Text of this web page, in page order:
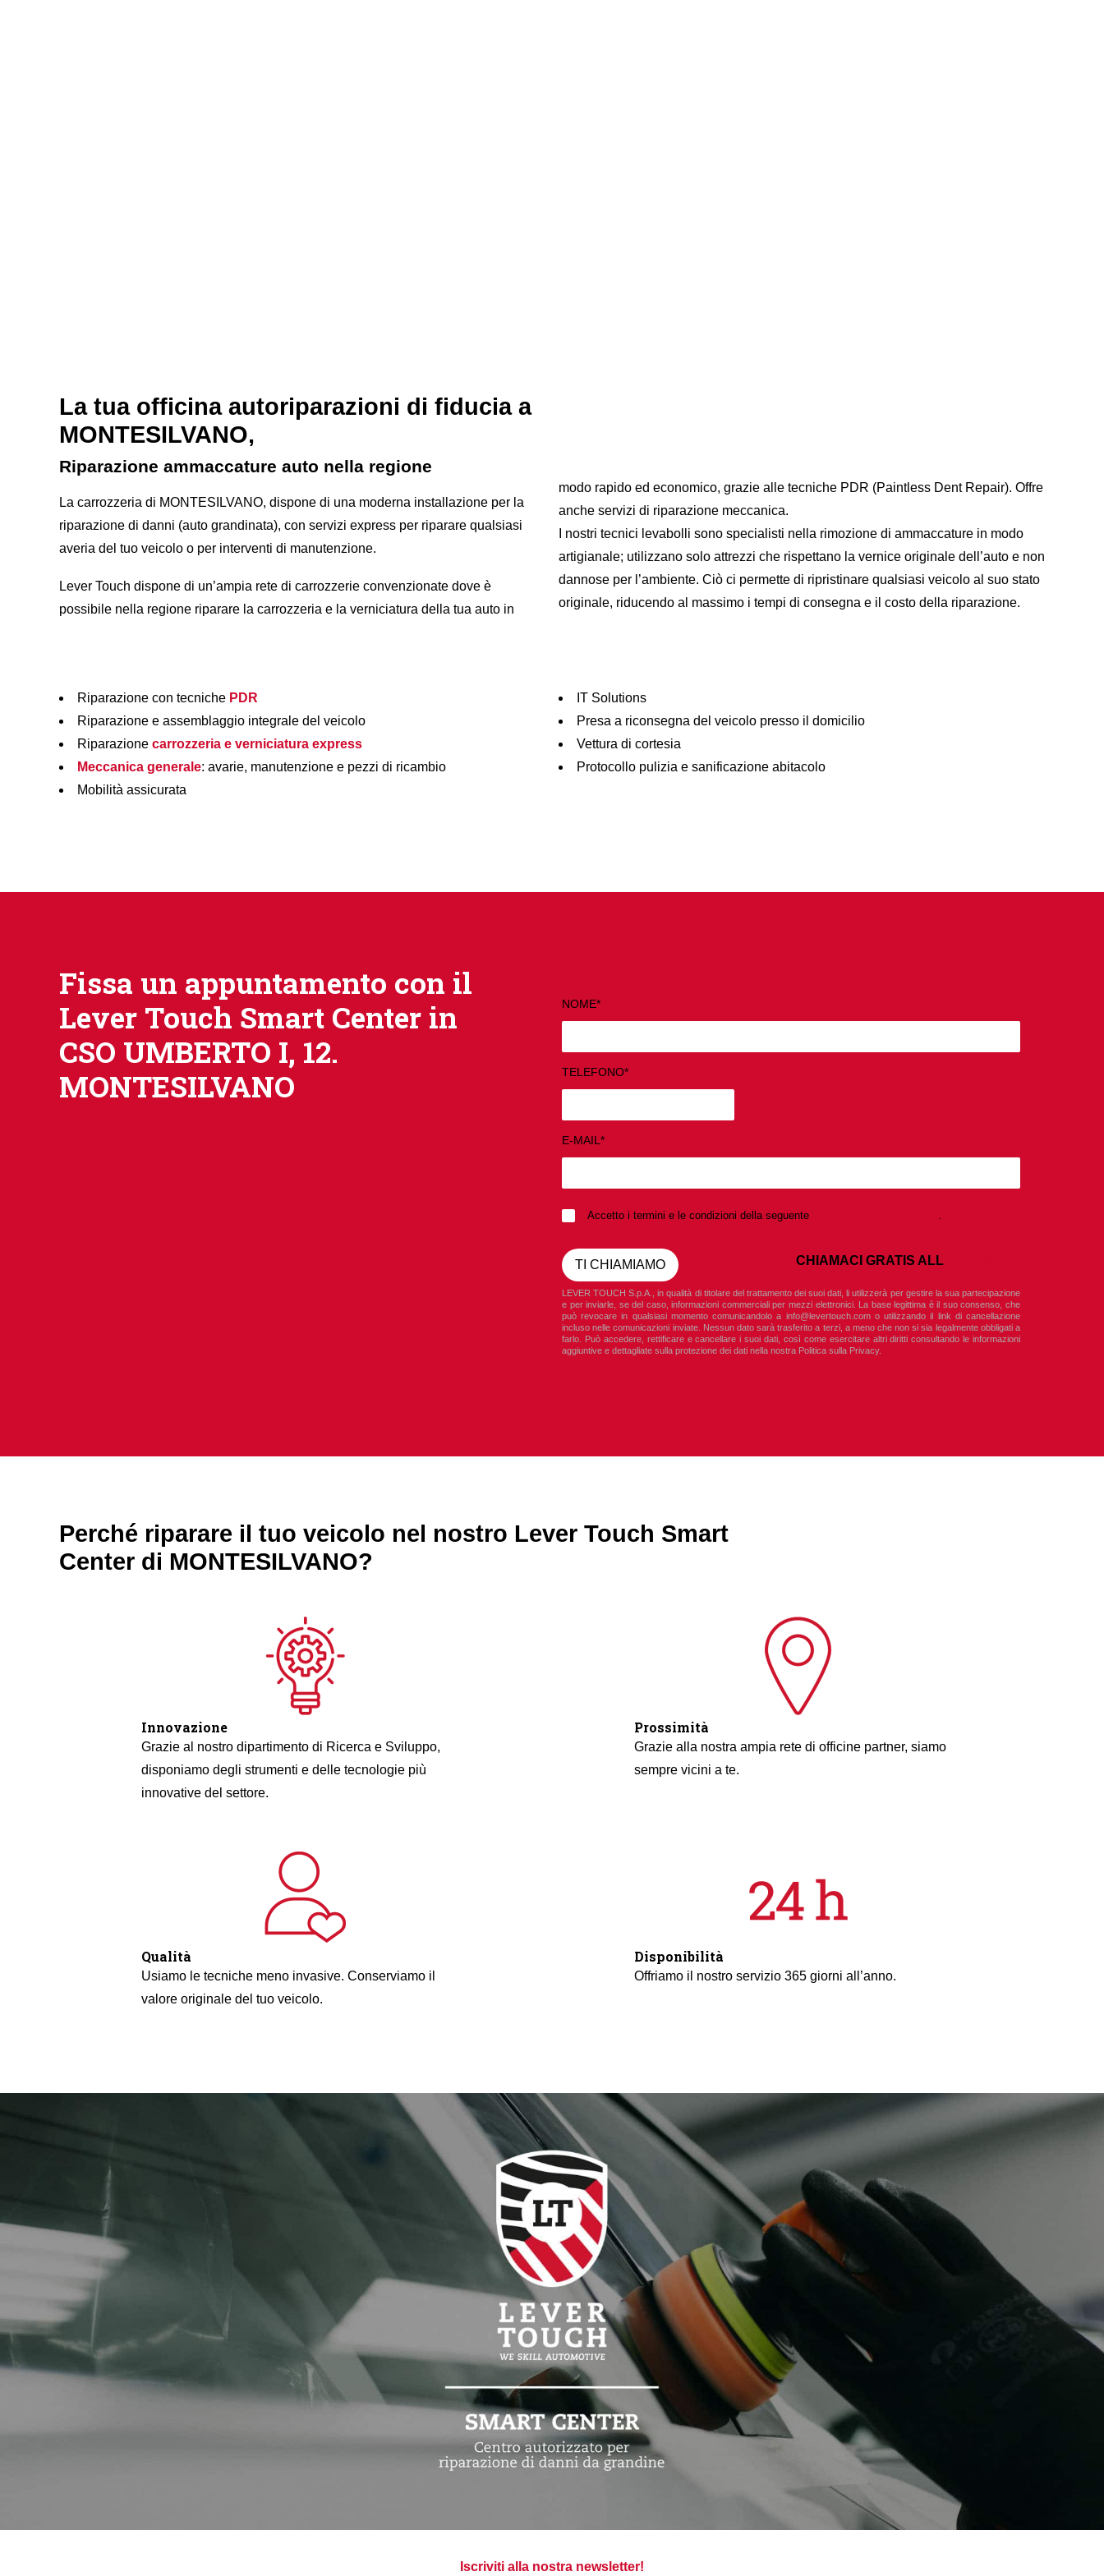
La tua officina autoriparazioni di fiducia a
MONTESILVANO,
Riparazione ammaccature auto nella regione
La carrozzeria di MONTESILVANO, dispone di una moderna installazione per la
riparazione di danni (auto grandinata), con servizi express per riparare qualsiasi
averia del tuo veicolo o per interventi di manutenzione.
Lever Touch dispone di un’ampia rete di carrozzerie convenzionate dove è
possibile nella regione riparare la carrozzeria e la verniciatura della tua auto in
modo rapido ed economico, grazie alle tecniche PDR (Paintless Dent Repair). Offre
anche servizi di riparazione meccanica.
I nostri tecnici levabolli sono specialisti nella rimozione di ammaccature in modo
artigianale; utilizzano solo attrezzi che rispettano la vernice originale dell’auto e non
dannose per l’ambiente. Ciò ci permette di ripristinare qualsiasi veicolo al suo stato
originale, riducendo al massimo i tempi di consegna e il costo della riparazione.
Riparazione con tecniche PDR
Riparazione e assemblaggio integrale del veicolo
Riparazione carrozzeria e verniciatura express
Meccanica generale: avarie, manutenzione e pezzi di ricambio
Mobilità assicurata
IT Solutions
Presa a riconsegna del veicolo presso il domicilio
Vettura di cortesia
Protocollo pulizia e sanificazione abitacolo
Fissa un appuntamento con il
Lever Touch Smart Center in
CSO UMBERTO I, 12.
MONTESILVANO
NOME*
TELEFONO*
E-MAIL*
Accetto i termini e le condizioni della seguente .
CHIAMACI GRATIS ALL
LEVER TOUCH S.p.A., in qualità di titolare del trattamento dei suoi dati, li utilizzerà per gestire la sua partecipazione
e per inviarle, se del caso, informazioni commerciali per mezzi elettronici. La base legittima è il suo consenso, che
può revocare in qualsiasi momento comunicandolo a info@levertouch.como utilizzando il link di cancellazione
incluso nelle comunicazioni inviate. Nessun dato sarà trasferito a terzi, a meno che non si sia legalmente obbligati a
farlo. Può accedere, rettificare e cancellare i suoi dati, così come esercitare altri diritti consultando le informazioni
aggiuntive e dettagliate sulla protezione dei dati nella nostra Politica sulla Privacy.
Perché riparare il tuo veicolo nel nostro Lever Touch Smart
Center di MONTESILVANO?
Innovazione
Grazie al nostro dipartimento di Ricerca e Sviluppo,
disponiamo degli strumenti e delle tecnologie più
innovative del settore.
Prossimità
Grazie alla nostra ampia rete di officine partner, siamo
sempre vicini a te.
Qualità
Usiamo le tecniche meno invasive. Conserviamo il
valore originale del tuo veicolo.
Disponibilità
Offriamo il nostro servizio 365 giorni all’anno.
Iscriviti alla nostra newsletter!